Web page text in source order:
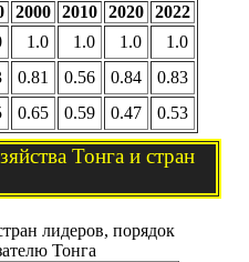
2000 2010 2020 2022
1.0 1.0 1.0
1.0
0.81 0.56 0.84
0.83
0.65 0.59 0.47 0.53
Тонга и стран
лидеров, порядок
Тонга